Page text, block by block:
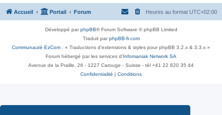
Accueil Portail Forum Heures au format UTC+02:00
Développé parphpBB® Forum Software © phpBB Limited
Traduit parphpBB-fr.com
Communauté EzCom : « Traductions d'extensions & styles pour phpBB 3.2.x & 3.3.x »
Forum hébergé par les services d’ Infomaniak Network SA
Avenue de la Praille, 26 - 1227 Carouge - Suisse - tél +41 22 820 35 44
Confidentialité
Conditions